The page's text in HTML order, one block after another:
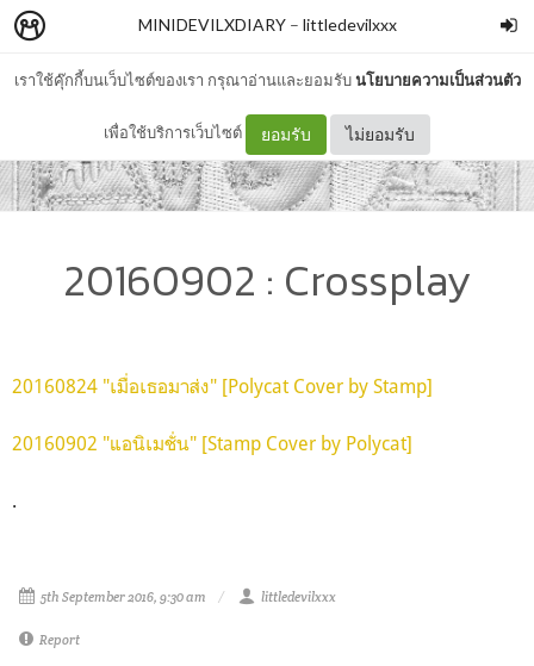
เราใช้คุ๊กกี้บนเว็บไซต์ของเรา กรุณาอ่านและยอมรับนโยบายความเป็นส่วนตัว
เพื่อใช้บริการเว็บไซต์ ยอมรับ ไม่ยอมรับ
MINIDEVILXDIARY– littledevilxxx
20160902 : Crossplay
20160824 "เมื่อเธอมาส่ง" [Polycat Cover by Stamp]
20160902 "แอนิเมชั่น" [Stamp Cover by Polycat]
.
5th September 2016, 9:30 am littledevilxxx
Report